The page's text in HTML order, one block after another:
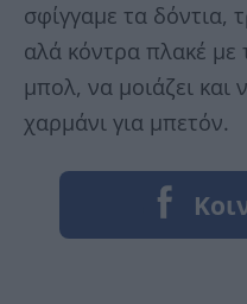
σφίγγαμε τα δόντια,
αλά κόντρα πλακέ με
μπολ, να μοιάζει και
χαρμάνι για μπετόν.